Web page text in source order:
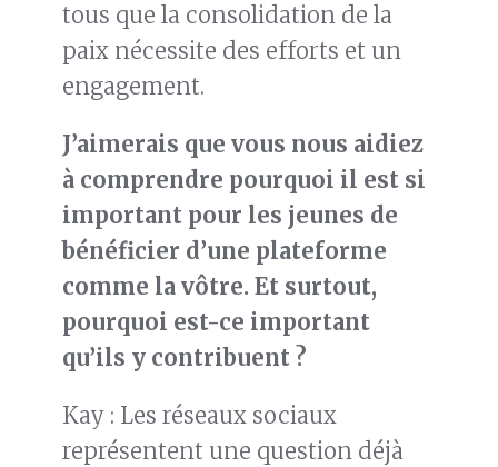
tous que la consolidation de la
paix nécessite des efforts et un
engagement.
J’aimerais que vous nous aidiez
à comprendre pourquoi il est si
important pour les jeunes de
bénéficier d’une plateforme
comme la vôtre. Et surtout,
pourquoi est-ce important
qu’ils y contribuent ?
Kay : Les réseaux sociaux
représentent une question déjà